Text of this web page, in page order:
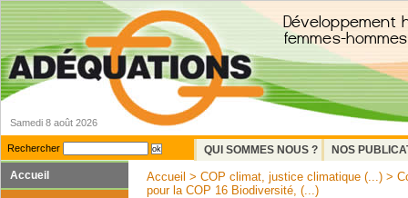
Samedi 8 août 2026
Rechercher QUI SOMMES NOUS ?
NOS
Accueil
Accueil > COP climat, justice climatique (...) >
pour la COP 16 Biodiversité, (...)